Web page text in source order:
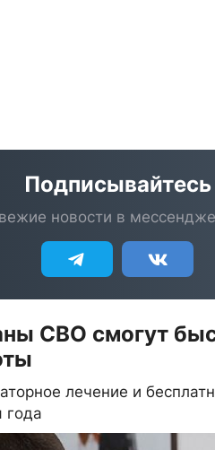
Подписывайтесь
новости в
СВО смогут
лечение и
года